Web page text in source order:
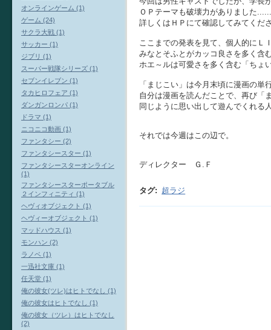
ＯＰテーマも破壊力がありました
詳しくはＨＰにて確認してみてくだ
ここまでの発表を見て、個人的にＬ
みなとそふとがカッコ良さを多く含
ホエ～ルは可愛さを多く含む「ちょ
「まじこい」は今月末頃に漫画の単
自分は漫画を読んだことで、再び「
同じように思い出して遊んでくれる
それでは今週はこの辺で。
ディレクター Ｇ.Ｆ
タグ: 超ラジ
オンラインゲーム (1)
ゲーム (24)
サクラ大戦 (1)
サッカー (1)
ジブリ (1)
スーパー戦隊シリーズ (1)
セブンイレブン (1)
タカヒロフェア (1)
ダンガンロンパ (1)
ドラマ (1)
ニコニコ動画 (1)
ファンタシー (2)
ファンタシースター (1)
ファンタシースターオンライン
(1)
ファンタシースターポータブル
２インフィニティ (1)
ヘヴィオブジェクト (1)
ヘヴィーオブジェクト (1)
マッドハウス (1)
モンハン (2)
ラノベ (1)
一迅社文庫 (1)
任天堂 (1)
俺の彼女(ツレ)はヒトでなし (1)
俺の彼女はヒトでなし (1)
俺の彼女（ツレ）はヒトでなし
(2)